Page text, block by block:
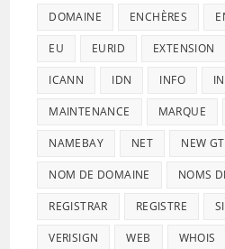
DOMAINE ENCHÈRES
EU EURID EXTENSION
ICANN IDN INFO
MAINTENANCE MARQUE
NAMEBAY NET NEW
NOM DE DOMAINE NOMS
REGISTRAR REGISTRE
VERISIGN WEB WHOIS